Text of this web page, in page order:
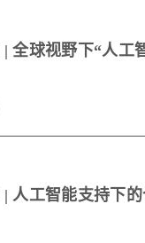
全球视野下“人工
人工智能支持下的